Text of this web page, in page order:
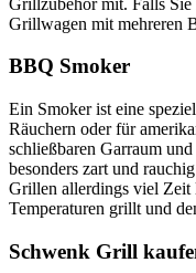
Grillwagen mit mehreren
BBQ Smoker
Ein Smoker ist eine
Räuchern oder für
schließbaren Garraum
besonders zart und
Grillen allerdings viel Zeit
Temperaturen grillt und
Schwenk Grill